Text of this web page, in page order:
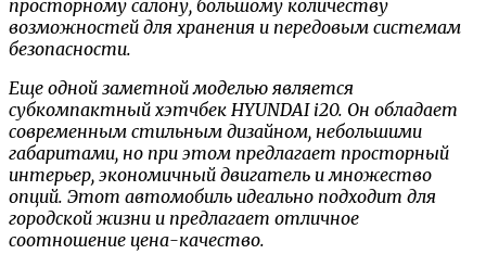
просторному салону, большому количеству
возможностей для хранения и передовым системам
безопасности.
Еще одной заметной моделью является
субкомпактный хэтчбек HYUNDAI i20. Он обладает
современным стильным дизайном, небольшими
габаритами, но при этом предлагает просторный
интерьер, экономичный двигатель и множество
опций. Этот автомобиль идеально подходит для
городской жизни и предлагает отличное
соотношение цена-качество.